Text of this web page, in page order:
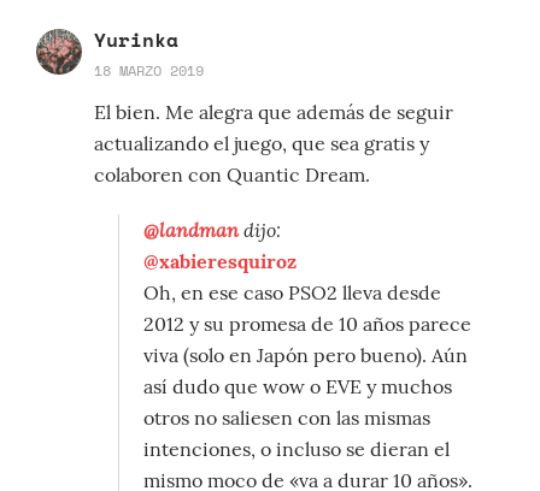
Yurinka
18 MARZO 2019
El bien. Me alegra que además de seguir
actualizando el juego, que sea gratis y
colaboren con Quantic Dream.
@landmandijo:
@xabieresquiroz
Oh, en ese caso PSO2 lleva desde
2012 y su promesa de 10 años parece
viva (solo en Japón pero bueno). Aún
así dudo que wow o EVE y muchos
otros no saliesen con las mismas
intenciones, o incluso se dieran el
mismo moco de «va a durar 10 años».